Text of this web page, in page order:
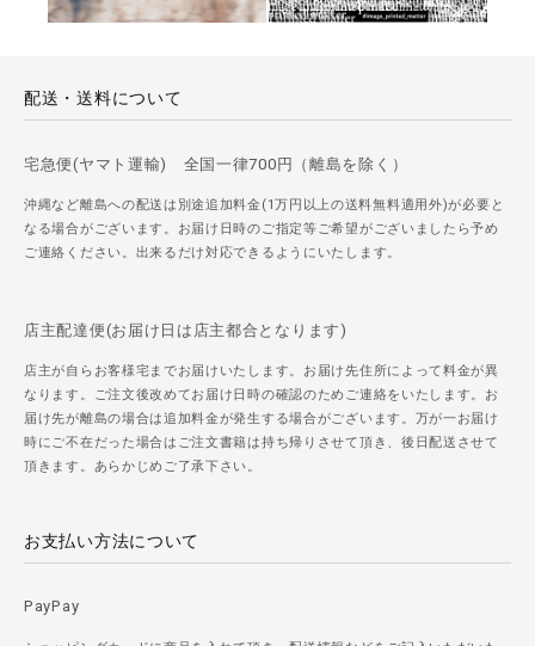
配送・送料について
宅急便(ヤマト運輸) 全国一律700円（離島を除く）
沖縄など離島への配送は別途追加料金(1万円以上の送料無料適用外)が必要と
なる場合がございます。お届け日時のご指定等ご希望がございましたら予め
ご連絡ください。出来るだけ対応できるようにいたします。
店主配達便(お届け日は店主都合となります)
店主が自らお客様宅までお届けいたします。お届け先住所によって料金が異
なります。ご注文後改めてお届け日時の確認のためご連絡をいたします。お
届け先が離島の場合は追加料金が発生する場合がございます。万が一お届け
時にご不在だった場合はご注文書籍は持ち帰りさせて頂き、後日配送させて
頂きます。あらかじめご了承下さい。
お支払い方法について
PayPay